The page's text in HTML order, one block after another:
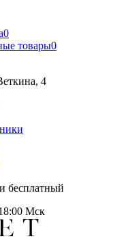
0
товары0
4
бесплатный
Мск